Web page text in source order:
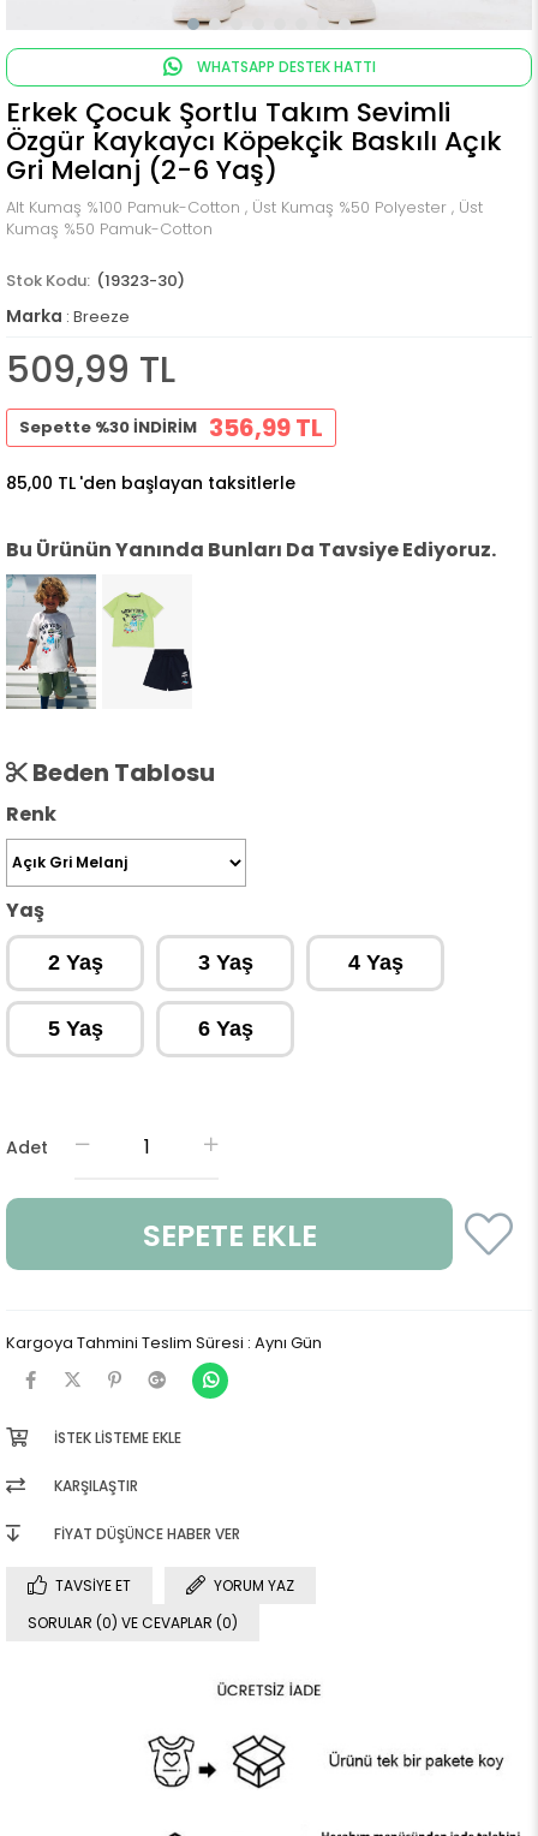
WHATSAPP DESTEK HATTI
Erkek Çocuk Şortlu Takım Sevimli
Özgür Kaykaycı Köpekçik Baskılı Açık
Gri Melanj (2-6 Yaş)
Alt Kumaş %100 Pamuk-Cotton , Üst Kumaş %50 Polyester , Üst
Kumaş %50 Pamuk-Cotton
(19323-30)
Marka : Breeze
509,99 TL
Sepette %30 İNDİRİM 356,99 TL
85,00 TL 'den başlayan taksitlerle
Bu Ürünün Yanında Bunları Da Tavsiye Ediyoruz.
Beden Tablosu
Renk
Yaş
2 Yaş 3 Yaş 4 Yaş
5 Yaş 6 Yaş
Adet
Kargoya Tahmini Teslim Süresi : Aynı Gün
İSTEK LISTEME EKLE
KARŞILAŞTIR
FIYAT DÜŞÜNCE HABER VER
TAVSIYE ET
YORUM YAZ
SORULAR (0) VE CEVAPLAR (0)